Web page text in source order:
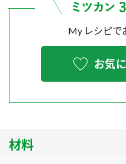
炊き込みご飯の素
PIN印
スペシャルサイト
お酢を知ろう！
ぽん酢サワー
ZENB
MIM（ミツカ
各部門が大切
販売終了製品のご案内
よくあるご質問
地図から取り扱い店舗を探す
My レシピで
お気
材料